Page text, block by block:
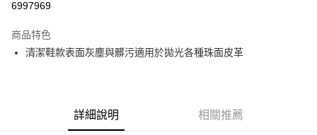
悠遊付
6997969
商品特色
清潔鞋款表面灰塵與髒污適用於拋光各種珠面皮革
詳細說明 相關推薦